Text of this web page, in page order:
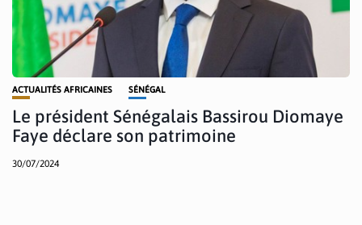
ACTUALITÉS AFRICAINES SÉNÉGAL
Le président Sénégalais Bassirou Diomaye
Faye déclare son patrimoine
30/07/2024